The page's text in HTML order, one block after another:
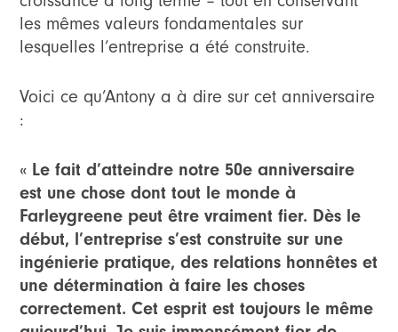
les mêmes valeurs fondamentales sur
lesquelles l’entreprise a été construite.
Voici ce qu’Antony a à dire sur cet anniversaire
:
« Le fait d’atteindre notre 50e anniversaire
est une chose dont tout le monde à
Farleygreene peut être vraiment fier. Dès le
début, l’entreprise s’est construite sur une
ingénierie pratique, des relations honnêtes et
une détermination à faire les choses
correctement. Cet esprit est toujours le même